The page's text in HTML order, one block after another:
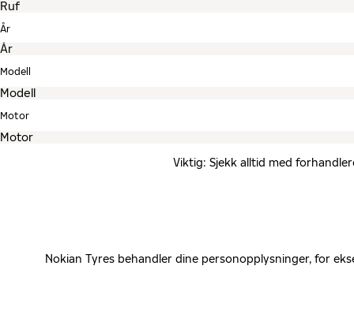
År
Modell
Motor
Viktig: Sjekk alltid med
Nokian Tyres behandler dine personopplysninger, for